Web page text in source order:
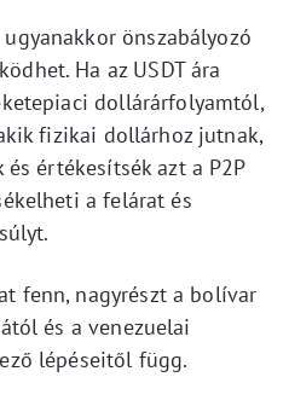
önszabályozó
Ha az USDT ára
dollárárfolyamtól,
fizikai dollárhoz jutnak,
értékesítsék azt a P2P
a felárat és
fenn, nagyrészt a bolívar
és a venezuelai
lépéseitől függ.